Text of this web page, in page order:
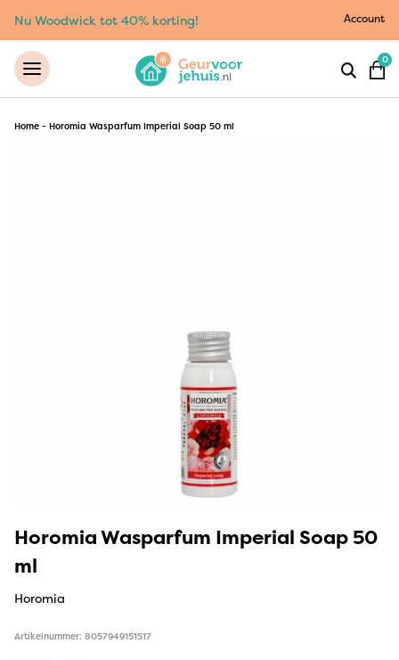
Nu Woodwick tot 40% korting! Account
0
Home - Horomia Wasparfum Imperial Soap 50 ml
Horomia Wasparfum Imperial Soap 50
ml
Horomia
Artikelnummer: 8057949151517